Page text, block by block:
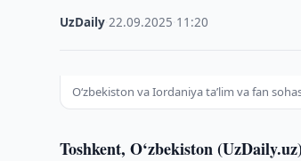
UzDaily ·22.09.2025 11:20
O‘zbekiston va Iordaniya ta’lim va fan
Toshkent, O‘zbekiston